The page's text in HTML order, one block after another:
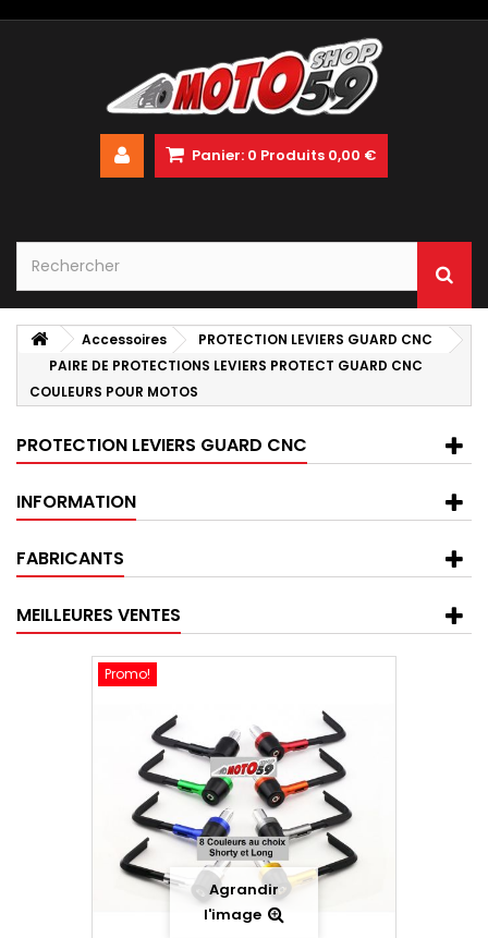
Panier: 0 Produits 0,00 €
Accessoires
PROTECTION LEVIERS GUARD CNC
PAIRE DE PROTECTIONS LEVIERS PROTECT GUARD CNC
COULEURS POUR MOTOS
PROTECTION LEVIERS GUARD CNC
INFORMATION
FABRICANTS
MEILLEURES VENTES
Promo!
Agrandir
l'image